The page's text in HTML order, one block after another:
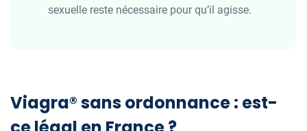
sexuelle reste nécessaire pour qu’il agisse.
Viagra® sans ordonnance : est-